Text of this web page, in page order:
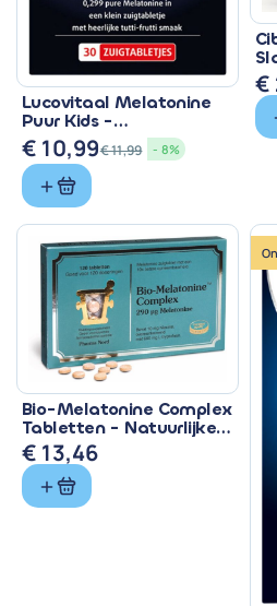
Lucovitaal Melatonine
Puur Kids -
Zuigtabletten met 299
mcg
€11,99
Oorspronkelijke
prijs
was:
€ 11,99.
€ 10,99
Huidige
prijs
is:
€ 10,99.
- 8%
€
Bio-Melatonine Complex
Tabletten - Natuurlijke
Slaapondersteuning
€ 13,46